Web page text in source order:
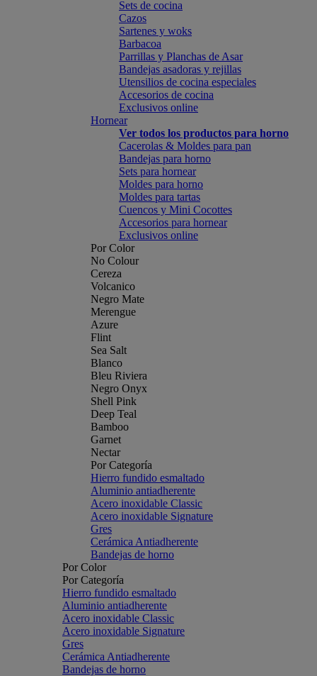
Sets de cocina
Cazos
Sartenes y woks
Barbacoa
Parrillas y Planchas de Asar
Bandejas asadoras y rejillas
Utensilios de cocina especiales
Accesorios de cocina
Exclusivos online
Hornear
Ver todos los productos para horno
Cacerolas & Moldes para pan
Bandejas para horno
Sets para hornear
Moldes para horno
Moldes para tartas
Cuencos y Mini Cocottes
Accesorios para hornear
Exclusivos online
Por Color
No Colour
Cereza
Volcanico
Negro Mate
Merengue
Azure
Flint
Sea Salt
Blanco
Bleu Riviera
Negro Onyx
Shell Pink
Deep Teal
Bamboo
Garnet
Nectar
Por Categoría
Hierro fundido esmaltado
Aluminio antiadherente
Acero inoxidable Classic
Acero inoxidable Signature
Gres
Cerámica Antiadherente
Bandejas de horno
Por Color
Por Categoría
Hierro fundido esmaltado
Aluminio antiadherente
Acero inoxidable Classic
Acero inoxidable Signature
Gres
Cerámica Antiadherente
Bandejas de horno